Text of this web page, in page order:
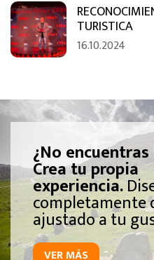
TURISTICA
16.10.2024
¿No
Crea tu propia
experiencia.
completamente
ajustado a tu
VER MÁS